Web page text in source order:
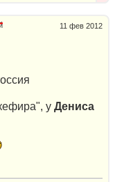
11 фев 2012
у Дениса